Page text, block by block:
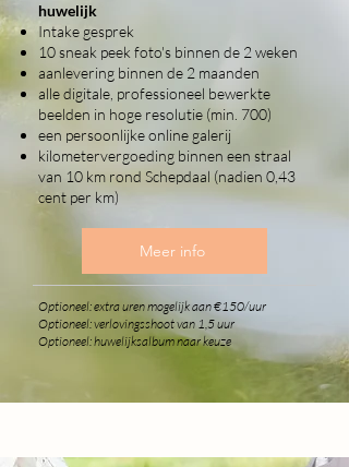
huwelijk
Intake gesprek
10 sneak peek foto's binnen de 2 weken
aanlevering binnen de 2 maanden
alle digitale, professioneel bewerkte
beelden in hoge resolutie (min. 700)
een persoonlijke online galerij
kilometervergoeding binnen een straal
van 10 km rond Schepdaal (nadien 0,43
cent per km)
Meer info
Optioneel: extra uren mogelijk aan €150/uur
Optioneel: verlovingsshoot van 1,5 uur
Optioneel: huwelijksalbum naar keuze